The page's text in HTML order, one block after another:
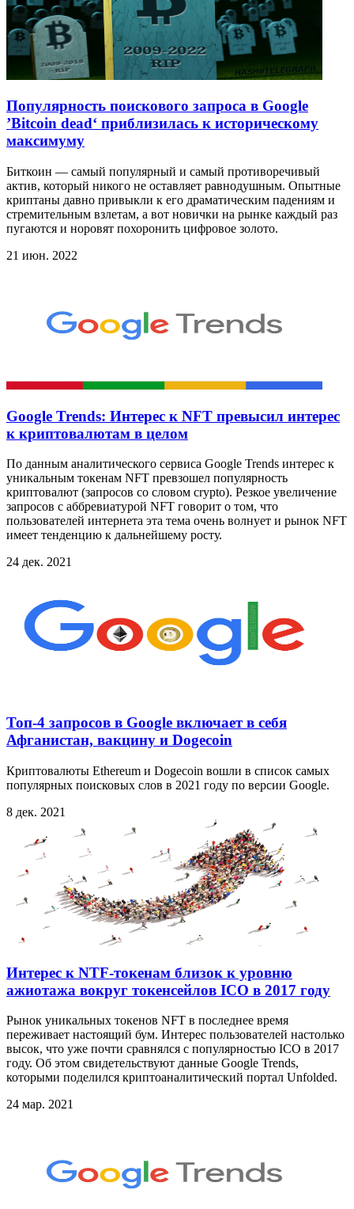
Популярность поискового запроса в Google
’Bitcoin dead‘ приблизилась к историческому
максимуму
Биткоин — самый популярный и самый противоречивый
актив, который никого не оставляет равнодушным. Опытные
криптаны давно привыкли к его драматическим падениям и
стремительным взлетам, а вот новички на рынке каждый раз
пугаются и норовят похоронить цифровое золото.
21 июн. 2022
Google Trends: Интерес к NFT превысил интерес
к криптовалютам в целом
По данным аналитического сервиса Google Trends интерес к
уникальным токенам NFT превзошел популярность
криптовалют (запросов со словом crypto). Резкое увеличение
запросов с аббревиатурой NFT говорит о том, что
пользователей интернета эта тема очень волнует и рынок NFT
имеет тенденцию к дальнейшему росту.
24 дек. 2021
Топ-4 запросов в Google включает в себя
Афганистан, вакцину и Dogecoin
Криптовалюты Ethereum и Dogecoin вошли в список самых
популярных поисковых слов в 2021 году по версии Google.
8 дек. 2021
Интерес к NTF-токенам близок к уровню
ажиотажа вокруг токенсейлов ICO в 2017 году
Рынок уникальных токенов NFT в последнее время
переживает настоящий бум. Интерес пользователей настолько
высок, что уже почти сравнялся с популярностью ICO в 2017
году. Об этом свидетельствуют данные Google Trends,
которыми поделился криптоаналитический портал Unfolded.
24 мар. 2021